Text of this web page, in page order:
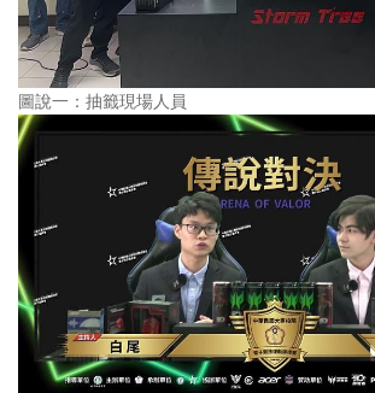
圖說一：抽籤現場人員